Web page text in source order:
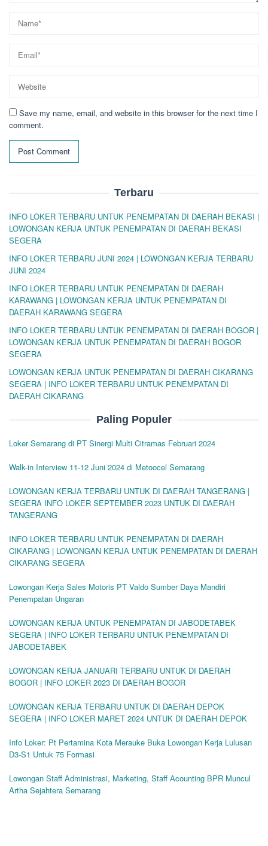
Save my name, email, and website in this browser for the next time I
comment.
Terbaru
INFO LOKER TERBARU UNTUK PENEMPATAN DI DAERAH BEKASI |
LOWONGAN KERJA UNTUK PENEMPATAN DI DAERAH BEKASI
SEGERA
INFO LOKER TERBARU JUNI 2024 | LOWONGAN KERJA TERBARU
JUNI 2024
INFO LOKER TERBARU UNTUK PENEMPATAN DI DAERAH
KARAWANG | LOWONGAN KERJA UNTUK PENEMPATAN DI
DAERAH KARAWANG SEGERA
INFO LOKER TERBARU UNTUK PENEMPATAN DI DAERAH BOGOR |
LOWONGAN KERJA UNTUK PENEMPATAN DI DAERAH BOGOR
SEGERA
LOWONGAN KERJA UNTUK PENEMPATAN DI DAERAH CIKARANG
SEGERA | INFO LOKER TERBARU UNTUK PENEMPATAN DI
DAERAH CIKARANG
Paling Populer
Loker Semarang di PT Sinergi Multi Citramas Februari 2024
Walk-in Interview 11-12 Juni 2024 di Metoocel Semarang
LOWONGAN KERJA TERBARU UNTUK DI DAERAH TANGERANG |
SEGERA INFO LOKER SEPTEMBER 2023 UNTUK DI DAERAH
TANGERANG
INFO LOKER TERBARU UNTUK PENEMPATAN DI DAERAH
CIKARANG | LOWONGAN KERJA UNTUK PENEMPATAN DI DAERAH
CIKARANG SEGERA
Lowongan Kerja Sales Motoris PT Valdo Sumber Daya Mandiri
Penempatan Ungaran
LOWONGAN KERJA UNTUK PENEMPATAN DI JABODETABEK
SEGERA | INFO LOKER TERBARU UNTUK PENEMPATAN DI
JABODETABEK
LOWONGAN KERJA JANUARI TERBARU UNTUK DI DAERAH
BOGOR | INFO LOKER 2023 DI DAERAH BOGOR
LOWONGAN KERJA TERBARU UNTUK DI DAERAH DEPOK
SEGERA | INFO LOKER MARET 2024 UNTUK DI DAERAH DEPOK
Info Loker: Pt Pertamina Kota Merauke Buka Lowongan Kerja Lulusan
D3-S1 Untuk 75 Formasi
Lowongan Staff Administrasi, Marketing, Staff Acounting BPR Muncul
Artha Sejahtera Semarang